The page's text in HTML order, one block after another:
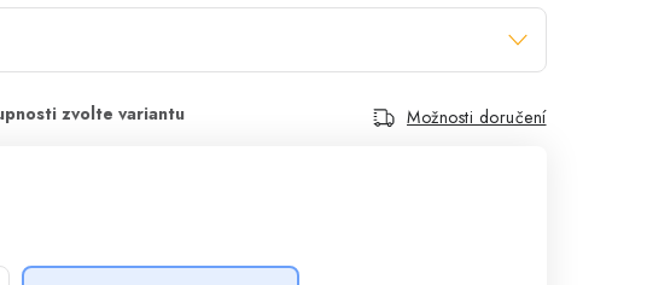
Možnosti doručení